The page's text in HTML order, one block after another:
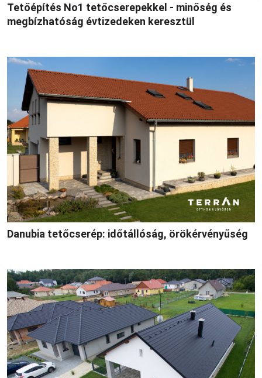
Tetőépítés No1 tetőcserepekkel - minőség és
megbízhatóság évtizedeken keresztül
Danubia tetőcserép: időtállóság, örökérvényűség